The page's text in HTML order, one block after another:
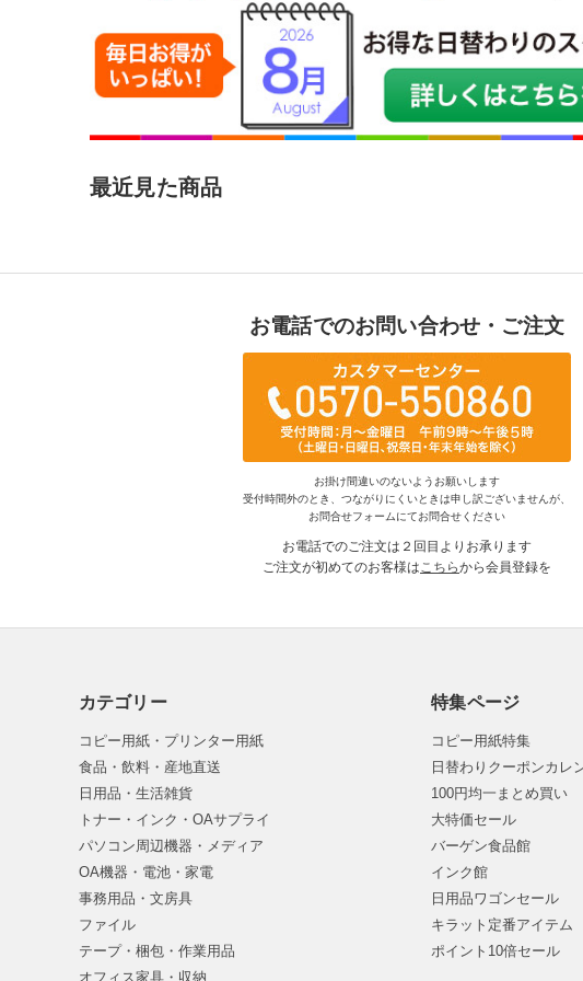
最近見た商品
お電話でのお問い合わせ・ご注文
お掛け間違いのないようお願いします
受付時間外のとき、つながりにくいときは申し訳ございませんが、
お問合せフォームにてお問合せください
お電話でのご注文は２回目よりお承ります
ご注文が初めてのお客様は こちらから会員登録を
カテゴリー
コピー用紙・プリンター用紙
食品・飲料・産地直送
日用品・生活雑貨
トナー・インク・OAサプライ
パソコン周辺機器・メディア
OA機器・電池・家電
事務用品・文房具
ファイル
テープ・梱包・作業用品
オフィス家具・収納
特集ページ
コピー用紙特集
日替わりクーポンカレ
100円均一まとめ買い
大特価セール
バーゲン食品館
インク館
日用品ワゴンセール
キラット定番アイテム
ポイント10倍セール